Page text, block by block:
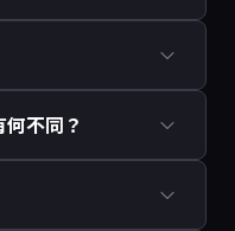
不同？